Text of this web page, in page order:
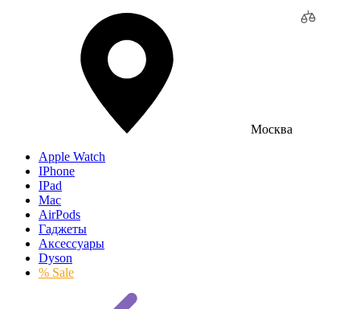
Москва
Apple Watch
IPhone
IPad
Mac
AirPods
Гаджеты
Аксессуары
Dyson
% Sale